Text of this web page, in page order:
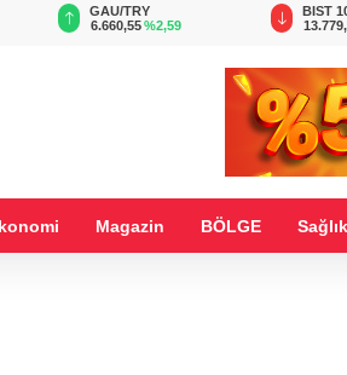
BIST 100
13.779,39%-0,14
USD
Magazin BÖLGE Sağlık